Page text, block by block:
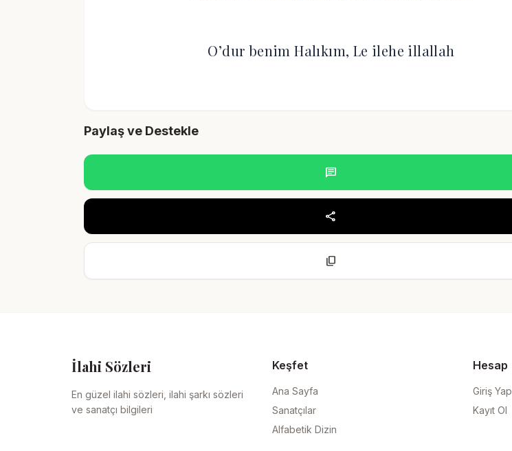
O’dur benim Halıkım, Le ilehe illallah
Paylaş ve Destekle
chat
share
content_copy
İlahi Sözleri
En güzel ilahi sözleri, ilahi şarkı sözleri
ve sanatçı bilgileri
Keşfet
Ana Sayfa
Sanatçılar
Alfabetik Dizin
Hesap
Giriş Yap
Kayıt Ol